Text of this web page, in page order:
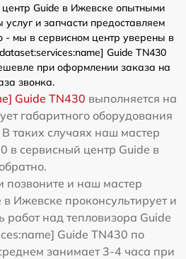
Guide в Ижевске опытными
и запчасти предоставляем
мы в сервисном центр уверены в
Guide TN430
при оформлении заказа на
звонка.
Guide TN430 выполняется на
габаритного оборудования
таких случаях наш мастер
в сервисный центр Guide в
позвоните и наш мастер
Ижевске проконсультирует и
работ над тепловизора Guide
Guide TN430 по
занимает 3-4 часа при